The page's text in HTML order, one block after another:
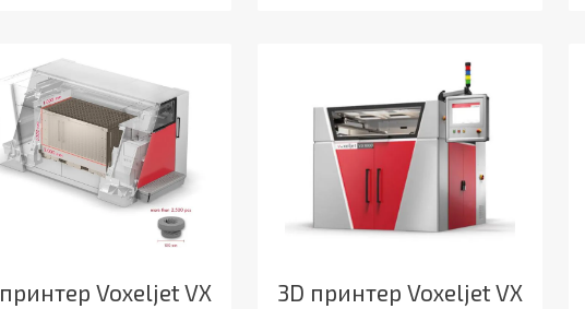
Voxeljet VX
3D принтер Voxeljet VX